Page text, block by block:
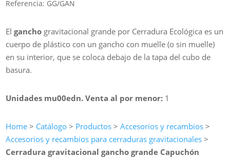
Referencia: GG/GAN
Elgancho gravitacional grande por Cerradura Ecológica es un
cuerpo de plástico con un gancho con muelle (o sin muelle)
en su interior, que se coloca debajo de la tapa del cubo de
basura.
Unidades mu00edn. Venta al por menor: 1
Home > Catálogo > Productos >Accesorios y recambios >
Accesorios y recambios para cerraduras gravitacionales >
Cerradura gravitacional gancho grande Capuchón